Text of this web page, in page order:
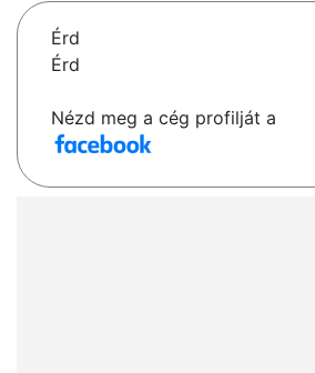
Érd
Érd
Nézd meg a cég profilját a